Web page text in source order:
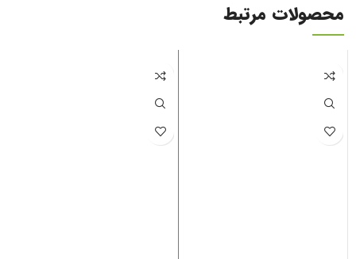
محصولات مرتبط